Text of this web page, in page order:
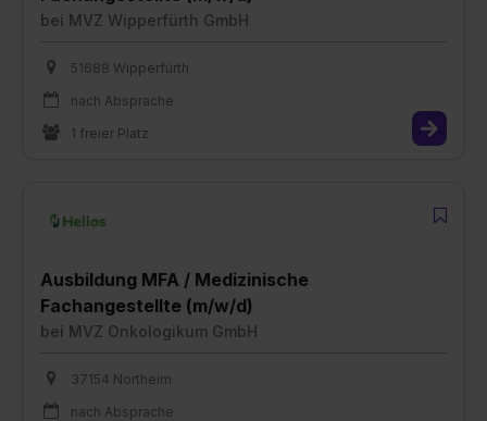
bei MVZ Wipperfürth GmbH
51688 Wipperfürth
nach Absprache
1 freier Platz
Ausbildung MFA / Medizinische
Fachangestellte (m/w/d)
bei MVZ Onkologikum GmbH
37154 Northeim
nach Absprache